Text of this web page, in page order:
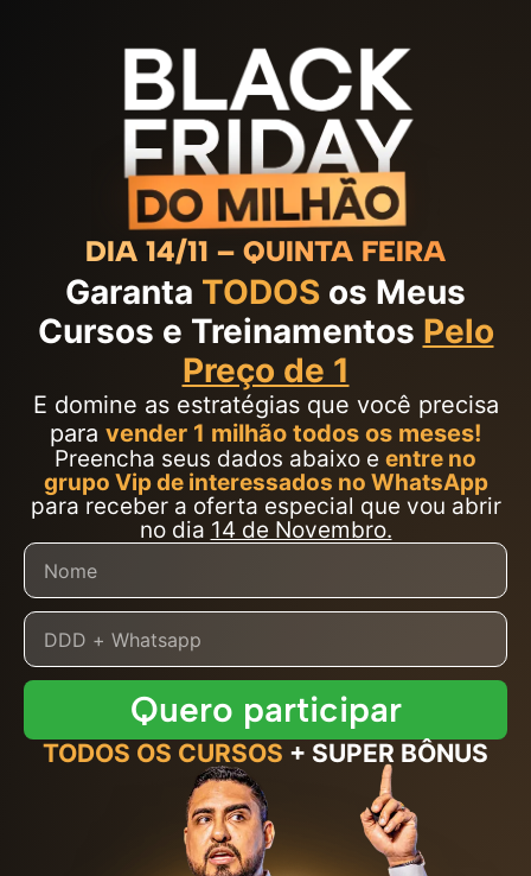
DIA 14/11 – QUINTA FEIRA
Garanta TODOS os Meus
Cursos e Treinamentos Pelo
Preço de 1
E domine as estratégias que você precisa
para vender 1 milhão todos os meses!
Preencha seus dados abaixo e entre no
grupo Vip de interessados no WhatsApp
para receber a oferta especial que vou abrir
no dia 14 de Novembro.
Quero participar
TODOS OS CURSOS + SUPER BÔNUS